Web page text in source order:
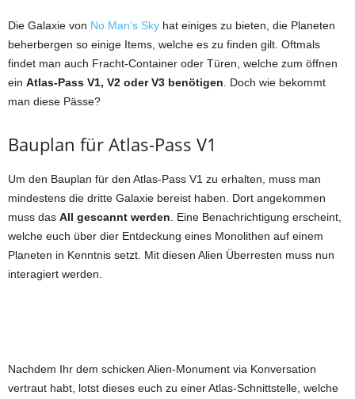
Die Galaxie von No Man’s Sky hat einiges zu bieten, die Planeten
beherbergen so einige Items, welche es zu finden gilt. Oftmals
findet man auch Fracht-Container oder Türen, welche zum öffnen
ein Atlas-Pass V1, V2 oder V3 benötigen . Doch wie bekommt
man diese Pässe?
Bauplan für Atlas-Pass V1
Um den Bauplan für den Atlas-Pass V1 zu erhalten, muss man
mindestens die dritte Galaxie bereist haben. Dort angekommen
muss das All gescannt werden . Eine Benachrichtigung erscheint,
welche euch über dier Entdeckung eines Monolithen auf einem
Planeten in Kenntnis setzt. Mit diesen Alien Überresten muss nun
interagiert werden.
Nachdem Ihr dem schicken Alien-Monument via Konversation
vertraut habt, lotst dieses euch zu einer Atlas-Schnittstelle, welche